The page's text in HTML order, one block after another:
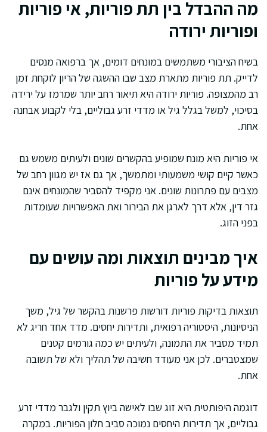
מה ההבדל בין תת פוריות, אי פוריות
ופוריות ירודה
בשיח הציבורי משתמשים במונחים דומים, אך ברפואה מנסים
לדייק. תת פוריות מתארת מצב שבו ההשגה של הריון לוקחת זמן
רב מהמצופה. פוריות ירודה היא תיאור רחב יותר שמרמז על ירידה
בסיכוי, למשל בגלל גיל או מדדי זרע גבוליים, בלי לקבוע אבחנה
אחת.
אי פוריות היא מונח שמופיע בהקשרים שונים ולעיתים משמש גם
כאשר קיים קושי משמעותי ומתמשך, אך גם אז יש מגוון רחב של
מצבים עם פתרונות שונים. אני מקפיד להסביר שהמונחים אינם
גזר דין, אלא דרך לארגן את הבירור ואת האפשרויות שעומדות
בפני הזוג.
איך מבינים תוצאות ומה עושים עם
מידע על פוריות
תוצאות בדיקות פוריות דורשות פרשנות בהקשר של גיל, משך
הניסיונות, היסטוריה רפואית, ותדירות יחסים. מדד אחד חריג לא
תמיד מסביר את התמונה, ולעיתים יש כמה גורמים קטנים
שמצטברים. לכן אני מעודד חשיבה של תהליך ולא של תשובה
אחת.
דוגמה היפותטית היא זוג שבו לאישה ביוץ תקין ולגבר מדדי זרע
גבוליים, אך תדירות היחסים נמוכה סביב חלון הפוריות. במקרה